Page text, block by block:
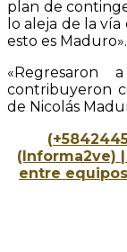
plan de
lo aleja de la
esto es Maduro».
contribuyeron
de Nicolás
(Informa2ve)
entre equipos